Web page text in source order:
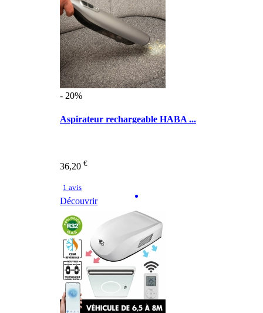
- 20%
Aspirateur rechargeable HABA ...
36,20 €
1 avis
Découvrir